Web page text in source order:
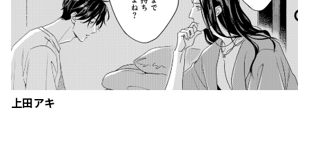
上田アキ